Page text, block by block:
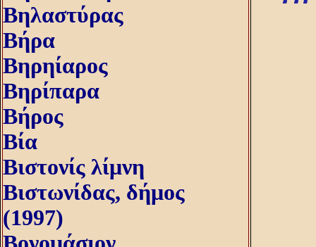
Βηλαστύρας
Βήρα
Βηρηίαρος
Βηρίπαρα
Βήρος
Βία
Βιστονίς λίμνη
Βιστωνίδας, δήμος
(1997)